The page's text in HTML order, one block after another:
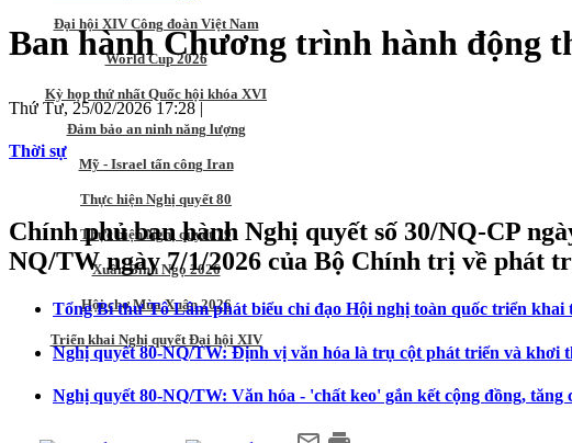
Đại hội XIV Công đoàn Việt Nam
World Cup 2026
Kỳ họp thứ nhất Quốc hội khóa XVI
Đảm bảo an ninh năng lượng
Mỹ - Israel tấn công Iran
Thực hiện Nghị quyết 80
Thực hiện Nghị quyết 79
Xuân Bính Ngọ 2026
Hội chợ Mùa Xuân 2026
Triển khai Nghị quyết Đại hội XIV
Ban hành Chương trình hành động
Thứ Tư, 25/02/2026 17:28|
Thời sự
Chính phủ ban hành Nghị quyết số 30/NQ-CP
NQ/TW ngày 7/1/2026 của Bộ Chính trị về phát
Tổng Bí thư Tô Lâm phát biểu chỉ đạo Hội nghị toàn quốc triển
Nghị quyết 80-NQ/TW: Định vị văn hóa là trụ cột phát triển và khơi
Nghị quyết 80-NQ/TW: Văn hóa - 'chất keo' gắn kết cộng đồng, tăng